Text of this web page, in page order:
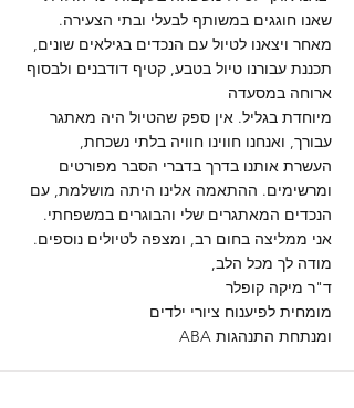
שאנו חוגגים במשותף לבעלי ובתי הצעירה.
מאחר ויצאנו לטיול עם הנכדים בגילאים שונים,
תכננת עבורנו טיול בטבע, קטיף דודבנים ולבסוף
ארוחה במסעדה
מיוחדת בגליל. אין ספק שהטיול היה מאתגר
עבורך, ואנחנו חווינו חוויה בלתי נשכחת,
העשרת אותנו בדרך בדברי הסבר מפורטים
ומרשימים. ההתאמה אלינו היתה מושלמת, עם
הנכדים המאתגרים שלי והבוגרים במשפחתי.
אני ממליצה בחום רב, ומצפה לטיולים נוספים.
מודה לך מכל הלב,
ד"ר מיקה קופלר
מומחית לפיענוח ציורי ילדים
ומנתחת התנהגות ABA